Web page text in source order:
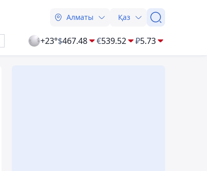
Алматы Қаз
+23°$467.48 €539.52 ₽5.73